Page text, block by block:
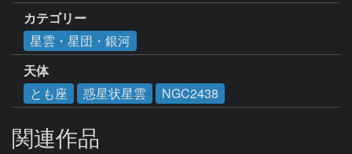
カテゴリー
星雲・星団・銀河
天体
とも座
惑星状星雲 NGC2438
関連作品